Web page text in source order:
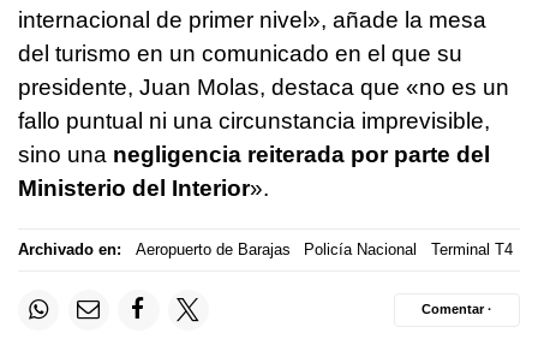
internacional de primer nivel», añade la mesa
del turismo en un comunicado en el que su
presidente, Juan Molas, destaca que «no es un
fallo puntual ni una circunstancia imprevisible,
sino una negligencia reiterada por parte del
Ministerio del Interior».
Archivado en: Aeropuerto de Barajas Policía Nacional Terminal T4
Comentar ·